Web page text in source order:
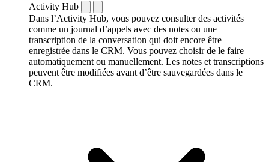
Activity Hub
Dans l’Activity Hub, vous pouvez consulter des activités
comme un journal d’appels avec des notes ou une
transcription de la conversation qui doit encore être
enregistrée dans le CRM. Vous pouvez choisir de le faire
automatiquement ou manuellement. Les notes et transcriptions
peuvent être modifiées avant d’être sauvegardées dans le
CRM.